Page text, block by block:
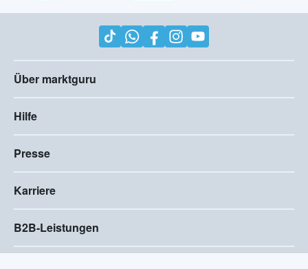
Über marktguru
Hilfe
Presse
Karriere
B2B-Leistungen